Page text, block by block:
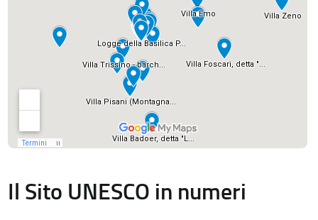
Il Sito UNESCO in numeri